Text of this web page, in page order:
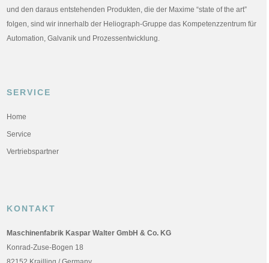
und den daraus entstehenden Produkten, die der Maxime “state of the art”
folgen, sind wir innerhalb der Heliograph-Gruppe das Kompetenzzentrum für
Automation, Galvanik und Prozessentwicklung.
SERVICE
Home
Service
Vertriebspartner
KONTAKT
Maschinenfabrik Kaspar Walter GmbH & Co. KG
Konrad-Zuse-Bogen 18